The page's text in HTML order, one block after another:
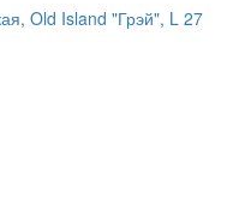
Old Island "Грэй", L 27